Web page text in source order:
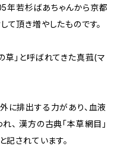
年若杉ばあちゃんから京都
頂き増やしたものです。
草」と呼ばれてきた真菰(マ
に排出する力があり、血液
、 漢方の古典「本草網目」
記されています。